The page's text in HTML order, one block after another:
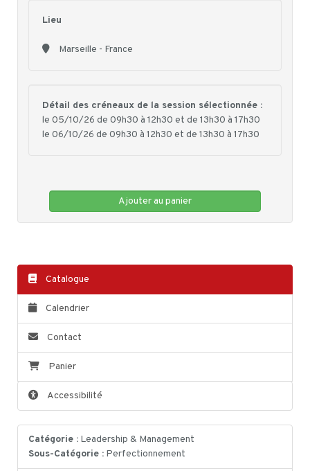
Lieu
Marseille - France
Détail des créneaux de la session sélectionnée :
le 05/10/26 de 09h30 à 12h30 et de 13h30 à 17h30
le 06/10/26 de 09h30 à 12h30 et de 13h30 à 17h30
Ajouter au panier
Catalogue
Calendrier
Contact
Panier
Accessibilité
Catégorie : Leadership & Management
Sous-Catégorie : Perfectionnement